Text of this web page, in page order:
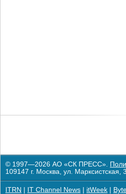
© 1997—2026 АО «СК ПРЕСС».
109147 г. Москва, ул.
ITRN IT Channel News itWeek